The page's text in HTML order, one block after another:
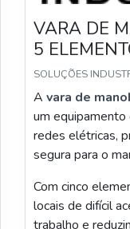
Eu inicio com
integridade da
ou amassados
operador e
qualquer
recolhido e
externo,
lubrificação
pelo fabricante.
Para operações
VARA DE
5
SOLUÇÕES
A vara de
um equipamento
redes elétricas,
segura para o
manuseio,
durante os
Com cinco
locais de difícil
trabalho e